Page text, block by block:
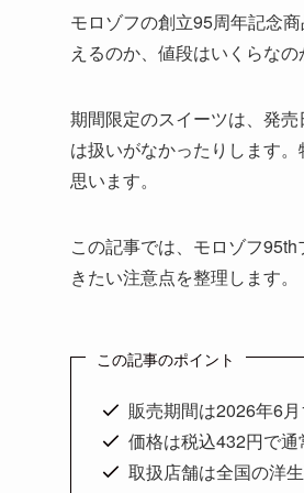
モロゾフの創立95周年記念
えるのか、値段はいくらな
期間限定のスイーツは、発
は扱いがなかったりします
思います。
この記事では、モロゾフ
きたい注意点を整理します。
この記事のポイント
販売期間は2026年6
価格は税込432円で
取扱店舗は全国の洋